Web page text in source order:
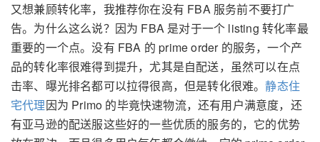
又想兼顾转化率，我推荐你在没有 FBA 服务前不要打广
告。为什么这么说？因为 FBA 是对于一个 listing 转化率最
重要的一个点。没有 FBA 的 prime order 的服务，一个产
品的转化率很难得到提升，尤其是自配送，虽然可以在点
击率、曝光排名都可以拉得很高，但是转化很难。静态住
宅代理因为 Primo 的毕竟快速物流，还有用户满意度，还
有亚马逊的配送服这些好的一些优质的服务的，它的优势